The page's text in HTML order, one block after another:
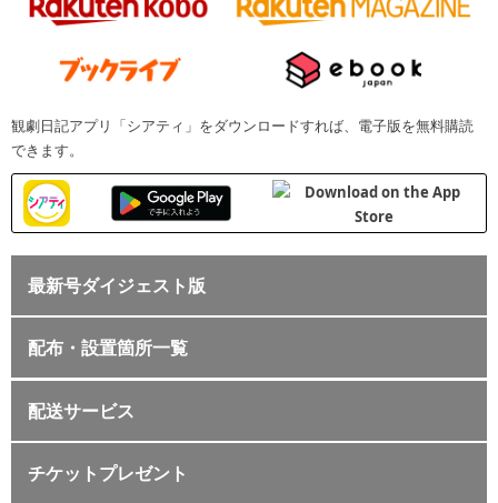
観劇日記アプリ「シアティ」をダウンロードすれば、電子版を無料購読
できます。
最新号ダイジェスト版
配布・設置箇所一覧
配送サービス
チケットプレゼント